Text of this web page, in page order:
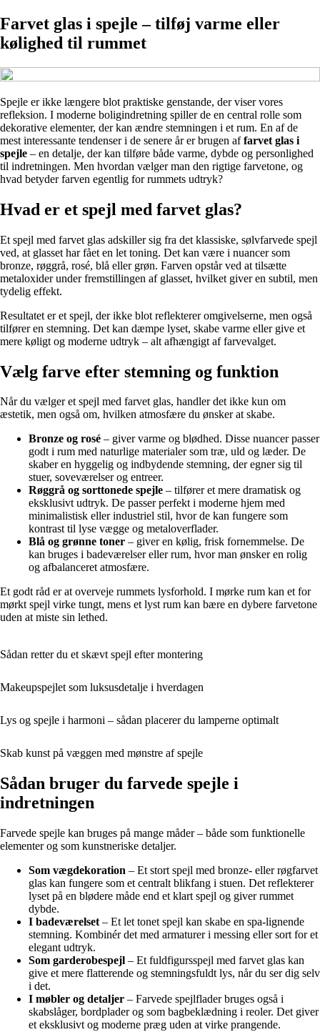
Farvet glas i spejle – tilføj varme eller
kølighed til rummet
Spejle er ikke længere blot praktiske genstande, der viser vores
refleksion. I moderne boligindretning spiller de en central rolle som
dekorative elementer, der kan ændre stemningen i et rum. En af de
mest interessante tendenser i de senere år er brugen affarvet glas i
spejle – en detalje, der kan tilføre både varme, dybde og personlighed
til indretningen. Men hvordan vælger man den rigtige farvetone, og
hvad betyder farven egentlig for rummets udtryk?
Hvad er et spejl med farvet glas?
Et spejl med farvet glas adskiller sig fra det klassiske, sølvfarvede spejl
ved, at glasset har fået en let toning. Det kan være i nuancer som
bronze, røggrå, rosé, blå eller grøn. Farven opstår ved at tilsætte
metaloxider under fremstillingen af glasset, hvilket giver en subtil, men
tydelig effekt.
Resultatet er et spejl, der ikke blot reflekterer omgivelserne, men også
tilfører en stemning. Det kan dæmpe lyset, skabe varme eller give et
mere køligt og moderne udtryk – alt afhængigt af farvevalget.
Vælg farve efter stemning og funktion
Når du vælger et spejl med farvet glas, handler det ikke kun om
æstetik, men også om, hvilken atmosfære du ønsker at skabe.
Bronze og rosé – giver varme og blødhed. Disse nuancer passer
godt i rum med naturlige materialer som træ, uld og læder. De
skaber en hyggelig og indbydende stemning, der egner sig til
stuer, soveværelser og entreer.
Røggrå og sorttonede spejle – tilfører et mere dramatisk og
eksklusivt udtryk. De passer perfekt i moderne hjem med
minimalistisk eller industriel stil, hvor de kan fungere som
kontrast til lyse vægge og metaloverflader.
Blå og grønne toner – giver en kølig, frisk fornemmelse. De
kan bruges i badeværelser eller rum, hvor man ønsker en rolig
og afbalanceret atmosfære.
Et godt råd er at overveje rummets lysforhold. I mørke rum kan et for
mørkt spejl virke tungt, mens et lyst rum kan bære en dybere farvetone
uden at miste sin lethed.
Sådan retter du et skævt spejl efter montering
Makeupspejlet som luksusdetalje i hverdagen
Lys og spejle i harmoni – sådan placerer du lamperne optimalt
Skab kunst på væggen med mønstre af spejle
Sådan bruger du farvede spejle i
indretningen
Farvede spejle kan bruges på mange måder – både som funktionelle
elementer og som kunstneriske detaljer.
Som vægdekoration – Et stort spejl med bronze- eller røgfarvet
glas kan fungere som et centralt blikfang i stuen. Det reflekterer
lyset på en blødere måde end et klart spejl og giver rummet
dybde.
I badeværelset – Et let tonet spejl kan skabe en spa-lignende
stemning. Kombinér det med armaturer i messing eller sort for et
elegant udtryk.
Som garderobespejl – Et fuldfigursspejl med farvet glas kan
give et mere flatterende og stemningsfuldt lys, når du ser dig selv
i det.
I møbler og detaljer – Farvede spejlflader bruges også i
skabslåger, bordplader og som bagbeklædning i reoler. Det giver
et eksklusivt og moderne præg uden at virke prangende.